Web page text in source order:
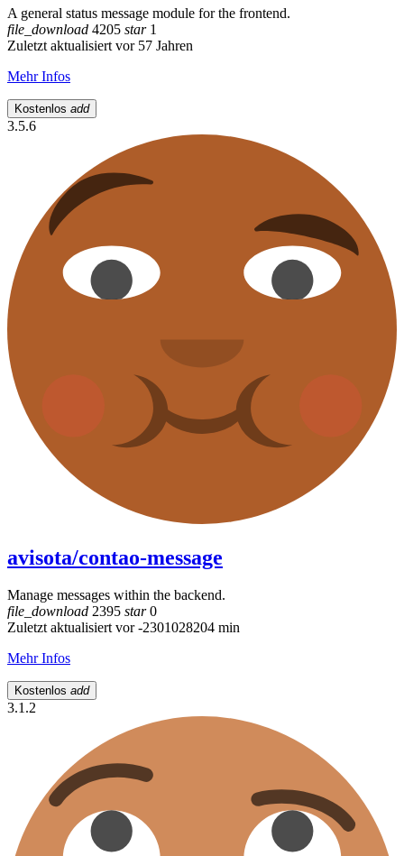
A general status message module for the frontend.
file_download 4205 star1
Zuletzt aktualisiert vor 57 Jahren
Mehr Infos
Kostenlos add
3.5.6
avisota/contao-message
Manage messages within the backend.
file_download 2395 star0
Zuletzt aktualisiert vor -2301028204 min
Mehr Infos
Kostenlos add
3.1.2